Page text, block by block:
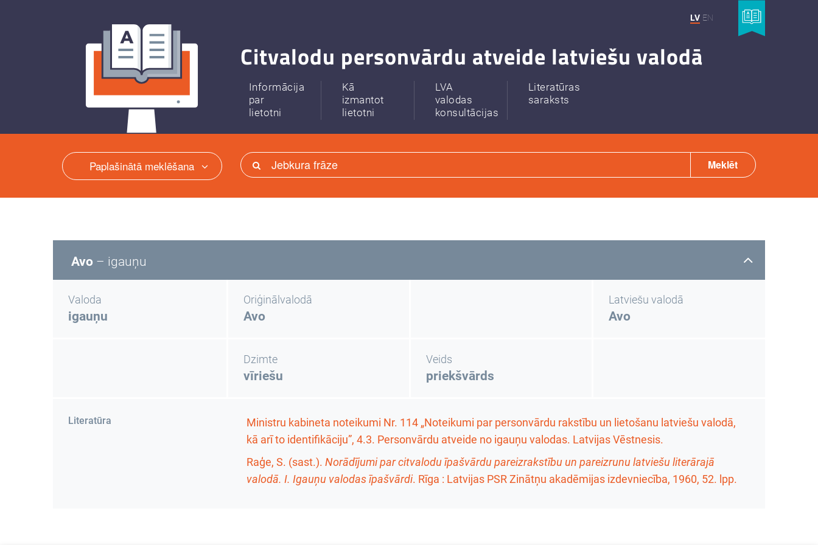
LV EN
Citvalodu personvārdu atveide latviešu valodā
Informācija
par
lietotni
Kā
izmantot
lietotni
LVA
valodas
konsultācijas
Literatūras
saraksts
Paplašinātā meklēšana Meklēt
Avo – igauņu
Valoda
igauņu
Oriģinālvalodā
Avo
Latviešu valodā
Avo
Dzimte
vīriešu
Veids
priekšvārds
Literatūra
Ministru kabineta noteikumi Nr. 114 „Noteikumi par personvārdu rakstību un lietošanu latviešu valodā,
kā arī to identifikāciju”, 4.3. Personvārdu atveide no igauņu valodas. Latvijas Vēstnesis.
Raģe, S. (sast.). Norādījumi par citvalodu īpašvārdu pareizrakstību un pareizrunu latviešu literārajā
valodā. I. Igauņu valodas īpašvārdi. Rīga : Latvijas PSR Zinātņu akadēmijas izdevniecība, 1960, 52. lpp.